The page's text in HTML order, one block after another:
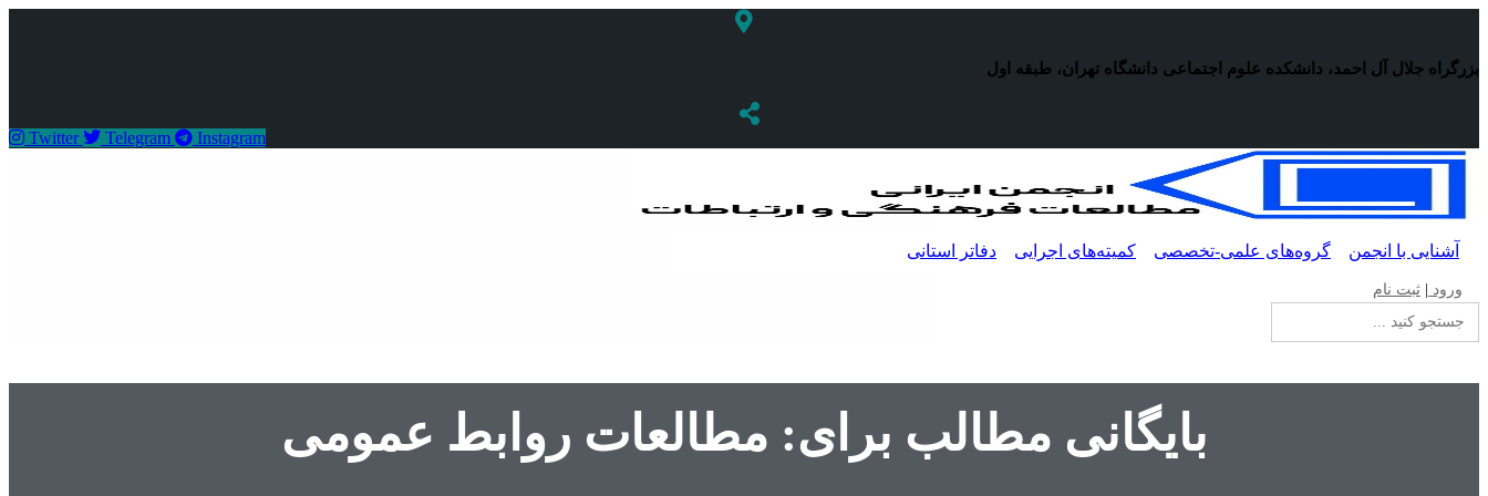
محتوا
بزرگراه جلال آل احمد، دانشکده علوم اجتماعی دانشگاه تهران، طبقه اول
Twitter Telegram Instagram
آشنایی با انجمن گروه‌های علمی-تخصصی کمیته‌های اجرایی دفاتر استانی
ورود ثبت نام
جستجو
برای:
بایگانی مطالب برای: مطالعات روابط عمومی